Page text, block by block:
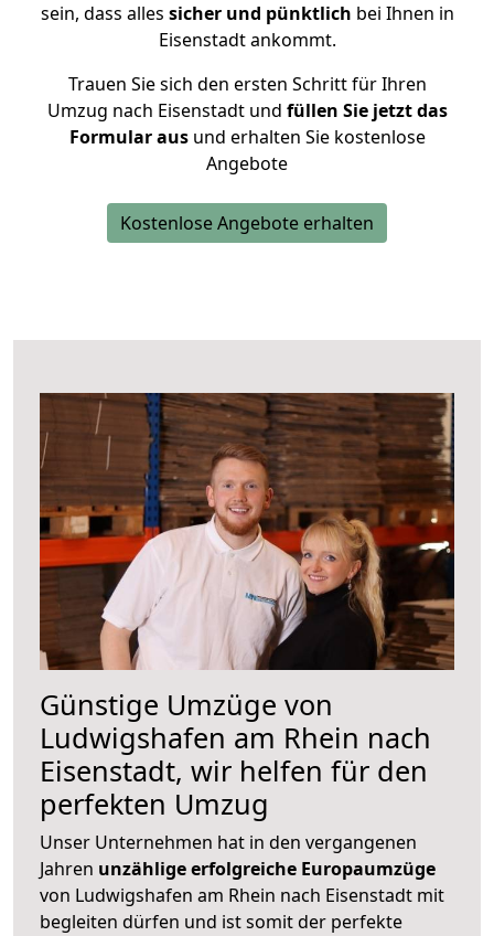
sein, dass alles sicher und pünktlich bei Ihnen in
Eisenstadt ankommt.
Trauen Sie sich den ersten Schritt für Ihren
Umzug nach Eisenstadt und füllen Sie jetzt das
Formular ausund erhalten Sie kostenlose
Angebote
Kostenlose Angebote erhalten
Günstige Umzüge von
Ludwigshafen am Rhein nach
Eisenstadt, wir helfen für den
perfekten Umzug
Unser Unternehmen hat in den vergangenen
Jahren unzählige erfolgreiche Europaumzüge
von Ludwigshafen am Rhein nach Eisenstadt mit
begleiten dürfen und ist somit der perfekte